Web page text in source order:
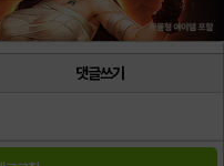
댓글쓰기